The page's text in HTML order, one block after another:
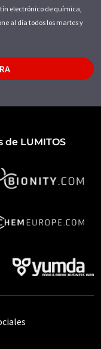
electrónico de química,
al día todos los martes y
de LUMITOS